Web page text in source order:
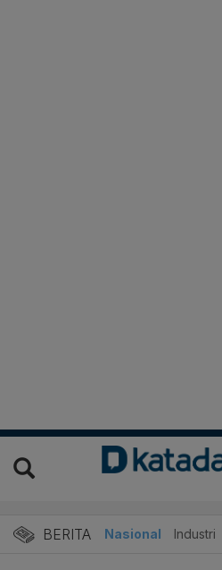
BERITA Nasional Industri